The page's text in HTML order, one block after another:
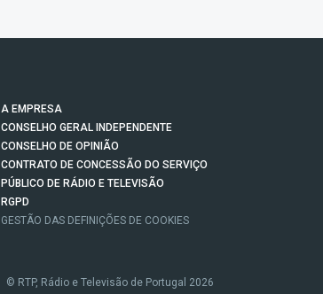
A EMPRESA
CONSELHO GERAL INDEPENDENTE
CONSELHO DE OPINIÃO
CONTRATO DE CONCESSÃO DO SERVIÇO
PÚBLICO DE RÁDIO E TELEVISÃO
RGPD
GESTÃO DAS DEFINIÇÕES DE COOKIES
© RTP, Rádio e Televisão de Portugal 2026